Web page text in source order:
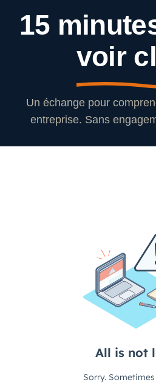
15
voir
Un échange pour
entreprise. Sans